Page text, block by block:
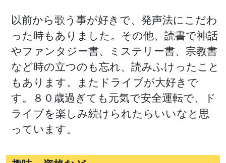
以前から歌う事が好きで、発声法にこだわ
った時もありました。その他、読書で神話
やファンタジー書、ミステリー書、宗教書
など時の立つのも忘れ、読みふけったこと
もあります。またドライブが大好きで
す。８０歳過ぎても元気で安全運転で、ド
ライブを楽しみ続けられたらいいなと思
っています。